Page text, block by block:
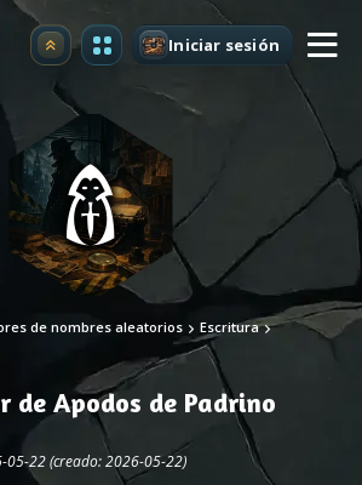
Mejorar Iniciar sesión
de nombres aleatorios Escritura
de Apodos de Padrino
05-22 (creado: 2026-05-22)